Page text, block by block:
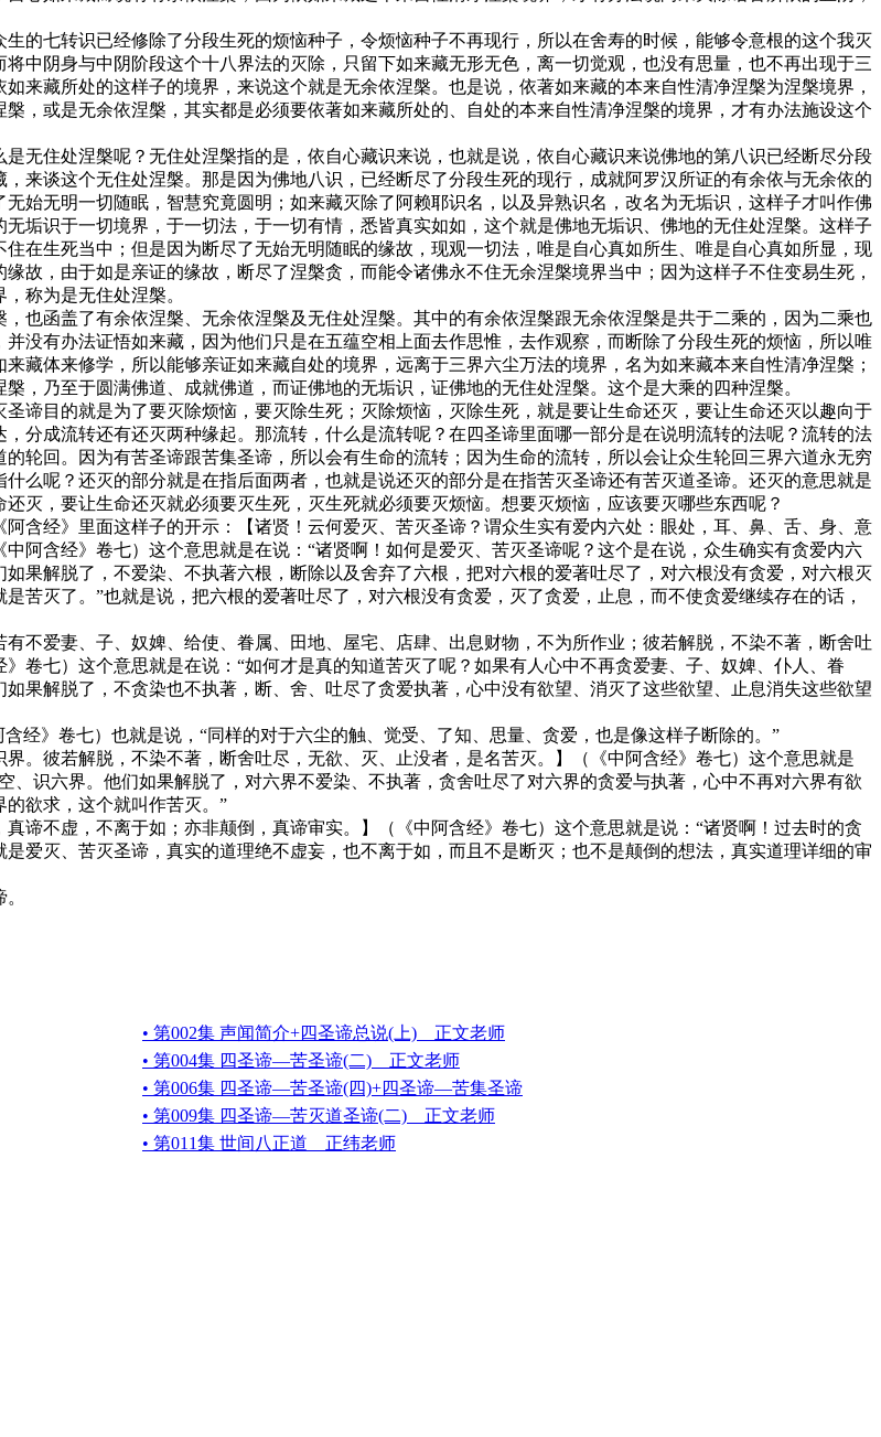
的七转识已经修除了分段生死的烦恼种子，令烦恼种子不再现行，所以在舍寿的时候，能够令意根的这个我灭
中阴身与中阴阶段这个十八界法的灭除，只留下如来藏无形无色，离一切觉观，也没有思量，也不再出现于三
来藏所处的这样子的境界，来说这个就是无余依涅槃。也是说，依著如来藏的本来自性清净涅槃为涅槃境界，
，或是无余依涅槃，其实都是必须要依著如来藏所处的、自处的本来自性清净涅槃的境界，才有办法施设这个
无住处涅槃呢？无住处涅槃指的是，依自心藏识来说，也就是说，依自心藏识来说佛地的第八识已经断尽分段
来谈这个无住处涅槃。那是因为佛地八识，已经断尽了分段生死的现行，成就阿罗汉所证的有余依与无余依的
始无明一切随眠，智慧究竟圆明；如来藏灭除了阿赖耶识名，以及异熟识名，改名为无垢识，这样子才叫作佛
垢识于一切境界，于一切法，于一切有情，悉皆真实如如，这个就是佛地无垢识、佛地的无住处涅槃。这样子
在生死当中；但是因为断尽了无始无明随眠的缘故，现观一切法，唯是自心真如所生、唯是自心真如所显，现
故，由于如是亲证的缘故，断尽了涅槃贪，而能令诸佛永不住无余涅槃境界当中；因为这样子不住变易生死，
称为是无住处涅槃。
也函盖了有余依涅槃、无余依涅槃及无住处涅槃。其中的有余依涅槃跟无余依涅槃是共于二乘的，因为二乘也
没有办法证悟如来藏，因为他们只是在五蕴空相上面去作思惟，去作观察，而断除了分段生死的烦恼，所以唯
藏体来修学，所以能够亲证如来藏自处的境界，远离于三界六尘万法的境界，名为如来藏本来自性清净涅槃；
，乃至于圆满佛道、成就佛道，而证佛地的无垢识，证佛地的无住处涅槃。这个是大乘的四种涅槃。
谛目的就是为了要灭除烦恼，要灭除生死；灭除烦恼，灭除生死，就是要让生命还灭，要让生命还灭以趣向于
分成流转还有还灭两种缘起。那流转，什么是流转呢？在四圣谛里面哪一部分是在说明流转的法呢？流转的法
轮回。因为有苦圣谛跟苦集圣谛，所以会有生命的流转；因为生命的流转，所以会让众生轮回三界六道永无穷
么呢？还灭的部分就是在指后面两者，也就是说还灭的部分是在指苦灭圣谛还有苦灭道圣谛。还灭的意思就是
灭，要让生命还灭就必须要灭生死，灭生死就必须要灭烦恼。想要灭烦恼，应该要灭哪些东西呢？
含经》里面这样子的开示：【诸贤！云何爱灭、苦灭圣谛？谓众生实有爱内六处：眼处，耳、鼻、舌、身、意
阿含经》卷七）这个意思就是在说：“诸贤啊！如何是爱灭、苦灭圣谛呢？这个是在说，众生确实有贪爱内六
果解脱了，不爱染、不执著六根，断除以及舍弃了六根，把对六根的爱著吐尽了，对六根没有贪爱，对六根灭
苦灭了。”也就是说，把六根的爱著吐尽了，对六根没有贪爱，灭了贪爱，止息，而不使贪爱继续存在的话，
不爱妻、子、奴婢、给使、眷属、田地、屋宅、店肆、出息财物，不为所作业；彼若解脱，不染不著，断舍吐
卷七）这个意思就是在说：“如何才是真的知道苦灭了呢？如果有人心中不再贪爱妻、子、奴婢、仆人、眷
果解脱了，不贪染也不执著，断、舍、吐尽了贪爱执著，心中没有欲望、消灭了这些欲望、止息消失这些欲望
经》卷七）也就是说，“同样的对于六尘的触、觉受、了知、思量、贪爱，也是像这样子断除的。”
。彼若解脱，不染不著，断舍吐尽，无欲、灭、止没者，是名苦灭。】（《中阿含经》卷七）这个意思就是
识六界。他们如果解脱了，对六界不爱染、不执著，贪舍吐尽了对六界的贪爱与执著，心中不再对六界有欲
欲求，这个就叫作苦灭。”
谛不虚，不离于如；亦非颠倒，真谛审实。】（《中阿含经》卷七）这个意思就是说：“诸贤啊！过去时的贪
爱灭、苦灭圣谛，真实的道理绝不虚妄，也不离于如，而且不是断灭；也不是颠倒的想法，真实道理详细的审
• 第002集 声闻简介+四圣谛总说(上) 正文老师
• 第004集 四圣谛—苦圣谛(二) 正文老师
• 第006集 四圣谛—苦圣谛(四)+四圣谛—苦集圣谛
• 第009集 四圣谛—苦灭道圣谛(二) 正文老师
• 第011集 世间八正道 正纬老师